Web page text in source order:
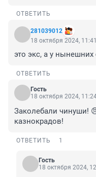
ОТВЕТИТЬ
281039012
18 октября 2024, 11:41
это экс, а у нынешних
ОТВЕТИТЬ
Гость
18 октября 2024,
Заколебали чинуши!
казнокрадов!
ОТВЕТИТЬ 1
Гость
18 октября 2024,